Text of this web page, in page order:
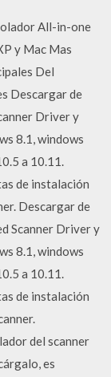
All-in-one
y Mac Mas
Del
Descargar de
Driver y
8.1, windows
a 10.11.
de instalación
Descargar de
Scanner Driver y
8.1, windows
a 10.11.
de instalación
del scanner
es